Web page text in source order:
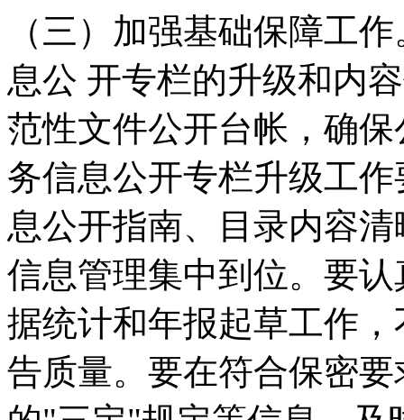
（三）加强基础保障工作
息公 开专栏的升级和内
范性文件公开台帐，确
务信息公开专栏升级工
息公开指南、目录内容
信息管理集中到位。要
据统计和年报起草工作
告质量。要在符合保密